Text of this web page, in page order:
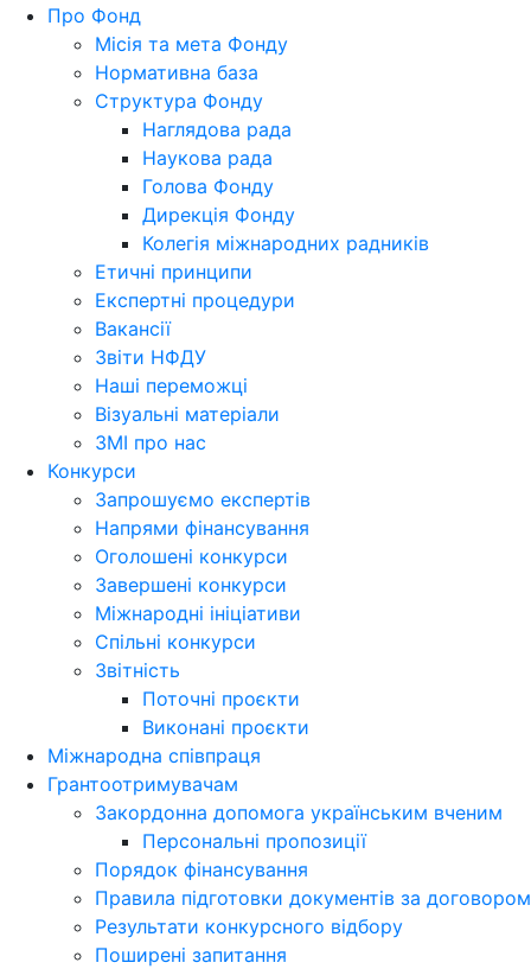
Про Фонд
Місія та мета Фонду
Нормативна база
Структура Фонду
Наглядова рада
Наукова рада
Голова Фонду
Дирекція Фонду
Колегія міжнародних радників
Етичні принципи
Експертні процедури
Вакансії
Звіти НФДУ
Наші переможці
Візуальні матеріали
ЗМІ про нас
Конкурси
Запрошуємо експертів
Напрями фінансування
Оголошені конкурси
Завершені конкурси
Міжнародні ініціативи
Спільні конкурси
Звітність
Поточні проєкти
Виконані проєкти
Міжнародна співпраця
Грантоотримувачам
Закордонна допомога українським вченим
Персональні пропозиції
Порядок фінансування
Правила підготовки документів за договором
Результати конкурсного відбору
Поширені запитання